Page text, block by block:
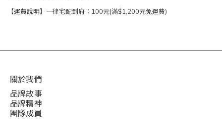
【運費說明】一律宅配到府：100元(滿$1,200元免運費)
關於我們
品牌故事
品牌精神
團隊成員